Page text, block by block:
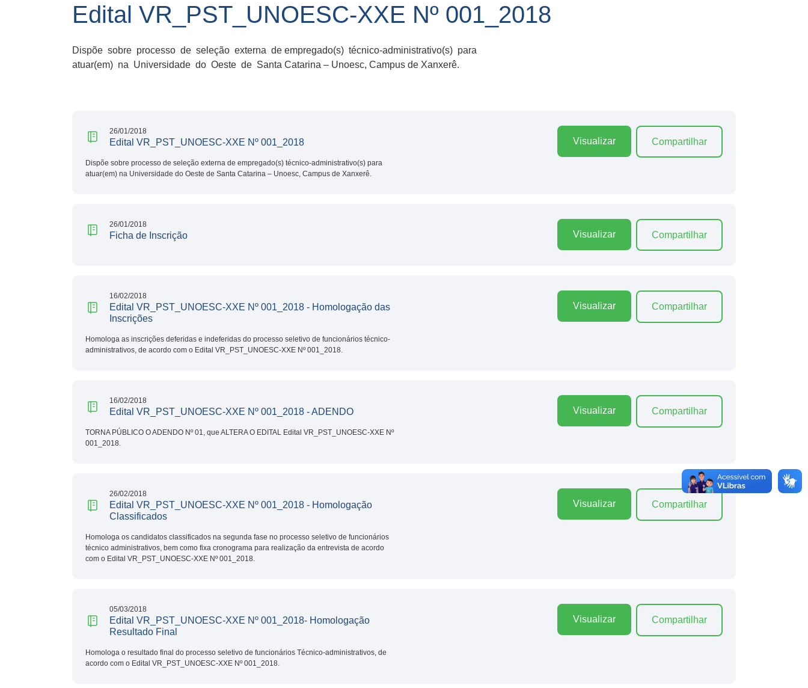
Edital VR_PST_UNOESC-XXE Nº 001_2018
Dispõe sobre processo de seleção externa de empregado(s) técnico-administrativo(s) para
atuar(em) na Universidade do Oeste de Santa Catarina – Unoesc, Campus de Xanxerê.
26/01/2018
Edital VR_PST_UNOESC-XXE Nº 001_2018
Dispõe sobre processo de seleção externa de empregado(s) técnico-administrativo(s) para
atuar(em) na Universidade do Oeste de Santa Catarina – Unoesc, Campus de Xanxerê.
Visualizar Compartilhar
26/01/2018
Ficha de Inscrição Visualizar Compartilhar
16/02/2018
Edital VR_PST_UNOESC-XXE Nº 001_2018 - Homologação das
Inscrições
Homologa as inscrições deferidas e indeferidas do processo seletivo de funcionários técnico-
administrativos, de acordo com o Edital VR_PST_UNOESC-XXE Nº 001_2018.
Visualizar Compartilhar
16/02/2018
Edital VR_PST_UNOESC-XXE Nº 001_2018 - ADENDO
TORNA PÚBLICO O ADENDO Nº 01, que ALTERA O EDITAL Edital VR_PST_UNOESC-XXE Nº
001_2018.
Visualizar Compartilhar
26/02/2018
Edital VR_PST_UNOESC-XXE Nº 001_2018 - Homologação
Classificados
Homologa os candidatos classificados na segunda fase no processo seletivo de funcionários
técnico administrativos, bem como fixa cronograma para realização da entrevista de acordo
com o Edital VR_PST_UNOESC-XXE Nº 001_2018.
Visualizar Compartilhar
05/03/2018
Edital VR_PST_UNOESC-XXE Nº 001_2018- Homologação
Resultado Final
Homologa o resultado final do processo seletivo de funcionários Técnico-administrativos, de
acordo com o Edital VR_PST_UNOESC-XXE Nº 001_2018.
Visualizar Compartilhar